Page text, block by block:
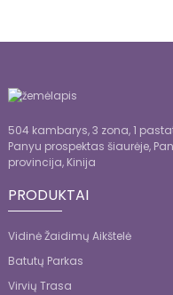
504 kambarys, 3 zona, 1
Panyu prospektas šiaurėje,
provincija, Kinija
PRODUKTAI
Vidinė Žaidimų Aikštelė
Batutų Parkas
Virvių Trasa